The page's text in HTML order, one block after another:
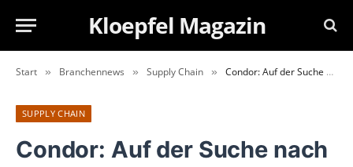
Kloepfel Magazin
Start » Branchennews » Supply Chain » Condor: Auf der Suche nach Investoren
SUPPLY CHAIN
Condor: Auf der Suche nach